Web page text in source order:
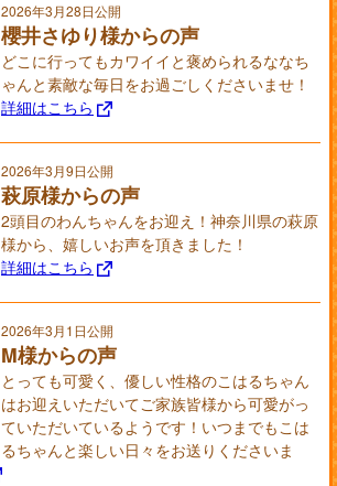
2026年3月28日公開
櫻井さゆり様からの声
どこに行ってもカワイイと褒められるななち
ゃんと素敵な毎日をお過ごしくださいませ！
詳細はこちら
2026年3月9日公開
萩原様からの声
2頭目のわんちゃんをお迎え！神奈川県の萩原
様から、嬉しいお声を頂きました！
詳細はこちら
2026年3月1日公開
M様からの声
とっても可愛く、優しい性格のこはるちゃん
はお迎えいただいてご家族皆様から可愛がっ
ていただいているようです！いつまでもこは
るちゃんと楽しい日々をお送りくださいま